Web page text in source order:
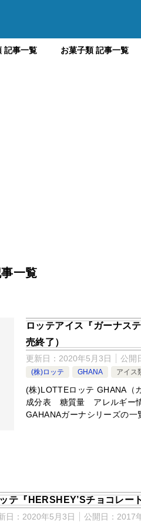
記事一覧 お菓子類 記事一覧
一覧
ロッテアイス『ガーナス
売終了）
更新日： 2020年5月3日 公開
(株)ロッテ GHANA アイス
(株)LOTTEロッテ GHANA
成分表 糖質量 アレルギー
GAHANAガーナシリーズの
テ『HERSHEY’Sチョコレー
日： 2020年5月3日 公開日： 2017